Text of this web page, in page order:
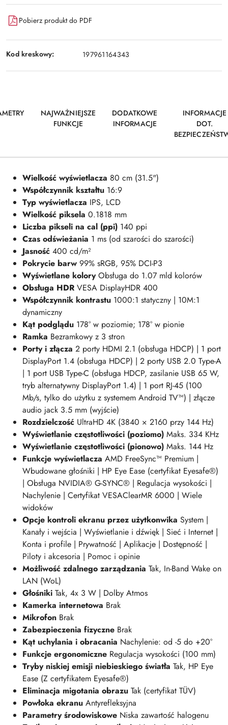
Pobierz produkt do PDF
Kod kreskowy: 197961164343
NAJWAŻNIEJSZE
FUNKCJE
DODATKOWE
INFORMACJE
INFORMACJE
DOT.
Wielkość wyświetlacza 80 cm (31.5")
Współczynnik kształtu 16:9
Typ wyświetlacza IPS, LCD
Wielkość piksela 0.1818 mm
Liczba pikseli na cal (ppi) 140 ppi
Czas odświeżania 1 ms (od szarości do szarości)
Jasność 400 cd/m²
Pokrycie barw 99% sRGB, 95% DCI-P3
Wyświetlane koloryObsługa do 1.07 mld kolorów
Obsługa HDR VESA DisplayHDR 400
Współczynnik kontrastu 1000:1 statyczny | 10M:1
dynamiczny
Kąt podglądu 178° w poziomie; 178° w pionie
Ramka Bezramkowy z 3 stron
Porty i złącza 2 porty HDMI 2.1 (obsługa HDCP) | 1 port
DisplayPort 1.4 (obsługa HDCP) | 2 porty USB 2.0 Type-A
| 1 port USB Type-C (obsługa HDCP, zasilanie USB 65 W,
tryb alternatywny DisplayPort 1.4) | 1 port RJ-45 (100
Mb/s, tylko do użytku z systemem Android TV™) | złącze
audio jack 3.5 mm (wyjście)
Rozdzielczość UltraHD 4K (3840 × 2160 przy 144 Hz)
Wyświetlanie częstotliwości (poziomo) Maks. 334 KHz
Wyświetlanie częstotliwości (pionowo) Maks. 144 Hz
Funkcje wyświetlacza AMD FreeSync™ Premium |
Wbudowane głośniki | HP Eye Ease (certyfikat Eyesafe®)
| Obsługa NVIDIA® G-SYNC® | Regulacja wysokości |
Nachylenie | Certyfikat VESAClearMR 6000 | Wiele
widoków
Opcje kontroli ekranu przez użytkonwika System |
Kanały i wejścia | Wyświetlanie i dźwięk | Sieć i Internet |
Konta i profile | Prywatność | Aplikacje | Dostępność |
Piloty i akcesoria | Pomoc i opinie
Możliwość zdalnego zarządzania Tak, In-Band Wake on
LAN (WoL)
Głośniki Tak, 4x 3 W | Dolby Atmos
Kamerka internetowa Brak
Mikrofon Brak
Zabezpieczenia fizyczne Brak
Kąt uchylania i obracania Nachylenie: od -5 do +20°
Funkcje ergonomiczne Regulacja wysokości (100 mm)
Tryby niskiej emisji niebieskiego światła Tak, HP Eye
Ease (Z certyfikatem Eyesafe®)
Eliminacja migotania obrazu Tak (certyfikat TÜV)
Powłoka ekranu Antyrefleksyjna
Parametry środowiskowe Niska zawartość halogenu